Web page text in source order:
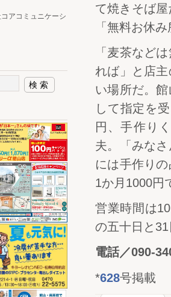
て焼きそば
「無料お休
「麦茶など
れば」と店
い場所だ。
して指定を
円、手作り
夫。「みな
には手作り
1か月1000円
営業時間は
の五十日と
電話／090-
*628号掲載
アコミュニケーシ